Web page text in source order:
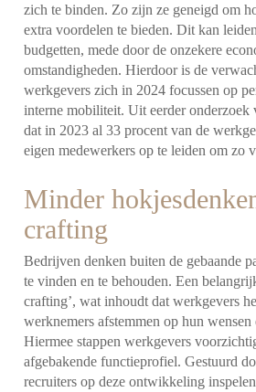
zich te binden. Zo zijn ze geneigd om
extra voordelen te bieden. Dit kan
budgetten, mede door de onzekere
omstandigheden. Hierdoor is de
werkgevers zich in 2024 focussen op
interne mobiliteit. Uit eerder
dat in 2023 al 33 procent van de
eigen medewerkers op te leiden om zo
Minder
crafting
Bedrijven denken buiten de gebaande
te vinden en te behouden. Een
crafting’, wat inhoudt dat werkgevers
werknemers afstemmen op hun
Hiermee stappen werkgevers
afgebakende functieprofiel. Gestuurd
recruiters op deze ontwikkeling